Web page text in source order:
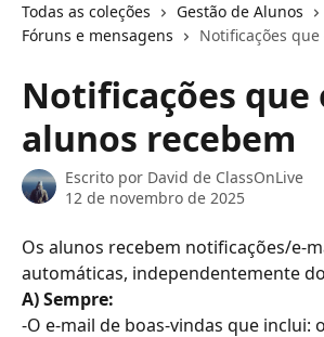
Todas as coleções
Gestão de Alunos
Fóruns e mensagens
Notificações
Notificações que
alunos recebem
Escrito por David de ClassOnLive
12 de novembro de 2025
Os alunos recebem notificações/e-
automáticas, independentemente
A) Sempre:
-O e-mail de boas-vindas que inclui: